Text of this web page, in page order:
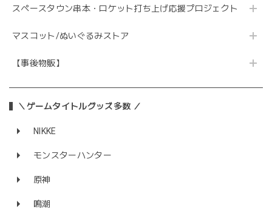
スペースタウン串本・ロケット打ち上げ応援プロジェクト
マスコット/ぬいぐるみストア
【事後物販】
＼ゲームタイトルグッズ多数 ／
NIKKE
モンスターハンター
原神
鳴潮